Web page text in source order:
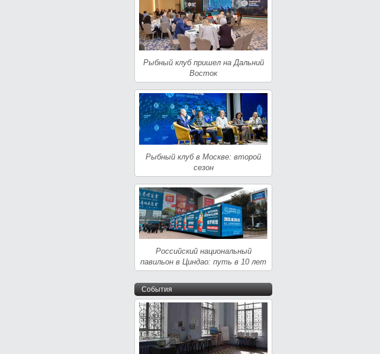
Рыбный клуб пришел на Дальний
Восток
Рыбный клуб в Москве: второй
сезон
Российский национальный
павильон в Циндао: путь в 10 лет
События